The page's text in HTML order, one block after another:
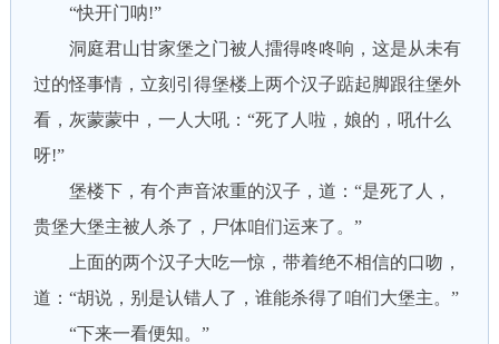
“快开门呐!”
洞庭君山甘家堡之门被人擂得咚咚响，这是从未有
过的怪事情，立刻引得堡楼上两个汉子踮起脚跟往堡外
看，灰蒙蒙中，一人大吼：“死了人啦，娘的，吼什么
呀!”
堡楼下，有个声音浓重的汉子，道：“是死了人，
贵堡大堡主被人杀了，尸体咱们运来了。”
上面的两个汉子大吃一惊，带着绝不相信的口吻，
道：“胡说，别是认错人了，谁能杀得了咱们大堡主。”
“下来一看便知。”